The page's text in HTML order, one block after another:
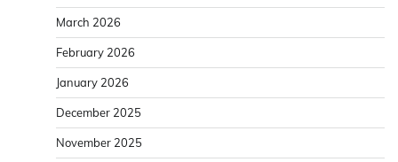
March 2026
February 2026
January 2026
December 2025
November 2025